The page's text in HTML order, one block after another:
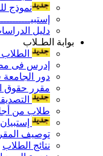
نموذج
دليل
بوابة الطـلاب
الطلاب
إدرس فى
دور
مقرر حقوق
طلاب من
توصيف
نتائج الطلاب